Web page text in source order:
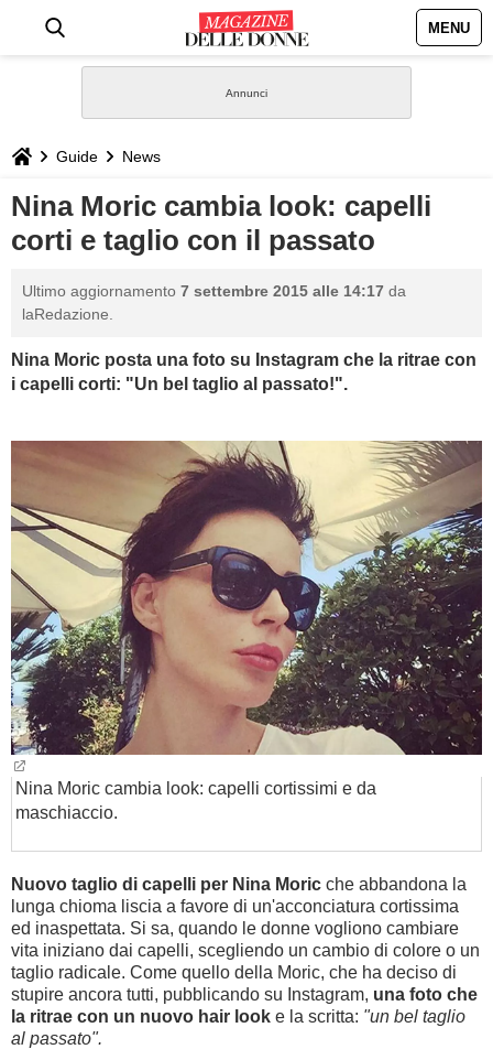
MENU
STILE
BIOGRAFIE
DEFINIZIONI
GASTRONOMIA
BAMBINO
DIETA
GUIDE
FORUM
Guide News
Nina Moric cambia look: capelli
corti e taglio con il passato
Ultimo aggiornamento 7 settembre 2015 alle 14:17 da
laRedazione.
Nina Moric posta una foto su Instagram che la ritrae con
i capelli corti: "Un bel taglio al passato!".
Nina Moric cambia look: capelli cortissimi e da
maschiaccio.
Nuovo taglio di capelli per Nina Moric che abbandona la
lunga chioma liscia a favore di un'acconciatura cortissima
ed inaspettata. Si sa, quando le donne vogliono cambiare
vita iniziano dai capelli, scegliendo un cambio di colore o un
taglio radicale. Come quello della Moric, che ha deciso di
stupire ancora tutti, pubblicando su Instagram, una foto che
la ritrae con un nuovo hair look e la scritta: "un bel taglio
al passato".